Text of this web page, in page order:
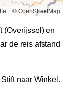
| © OpenStreetMap
(Overijssel) en
de reis afstand
naar Winkel.